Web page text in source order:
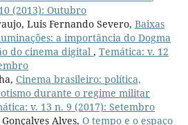
(2013): Outubro
Luis Fernando Severo, Baixas
a importância do Dogma
do cinema digital , Temática: v. 12
Cinema brasileiro: política,
durante o regime militar
v. 13 n. 9 (2017): Setembro
Alves, O tempo e o espaço